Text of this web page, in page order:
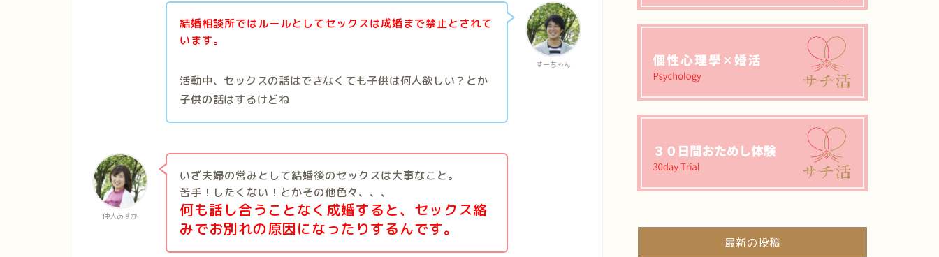
すーちゃん
結婚相談所ではルールとしてセックスは成婚まで禁止とされて
います。
活動中、セックスの話はできなくても子供は何人欲しい？とか
子供の話はするけどね
仲人あすか
いざ夫婦の営みとして結婚後のセックスは大事なこと。
苦手！したくない！とかその他色々、、、
何も話し合うことなく成婚すると、セックス絡
みでお別れの原因になったりするんです。
最新の投稿